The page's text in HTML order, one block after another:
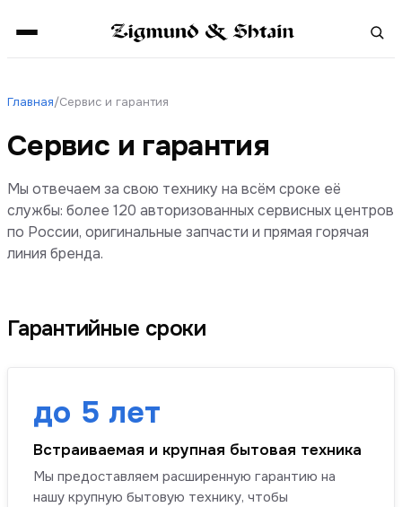
Главная/Сервис и гарантия
Сервис и гарантия
Мы отвечаем за свою технику на всём сроке её
службы: более 120 авторизованных сервисных центров
по России, оригинальные запчасти и прямая горячая
линия бренда.
Гарантийные сроки
до 5 лет
Встраиваемая и крупная бытовая техника
Мы предоставляем расширенную гарантию на
нашу крупную бытовую технику, чтобы